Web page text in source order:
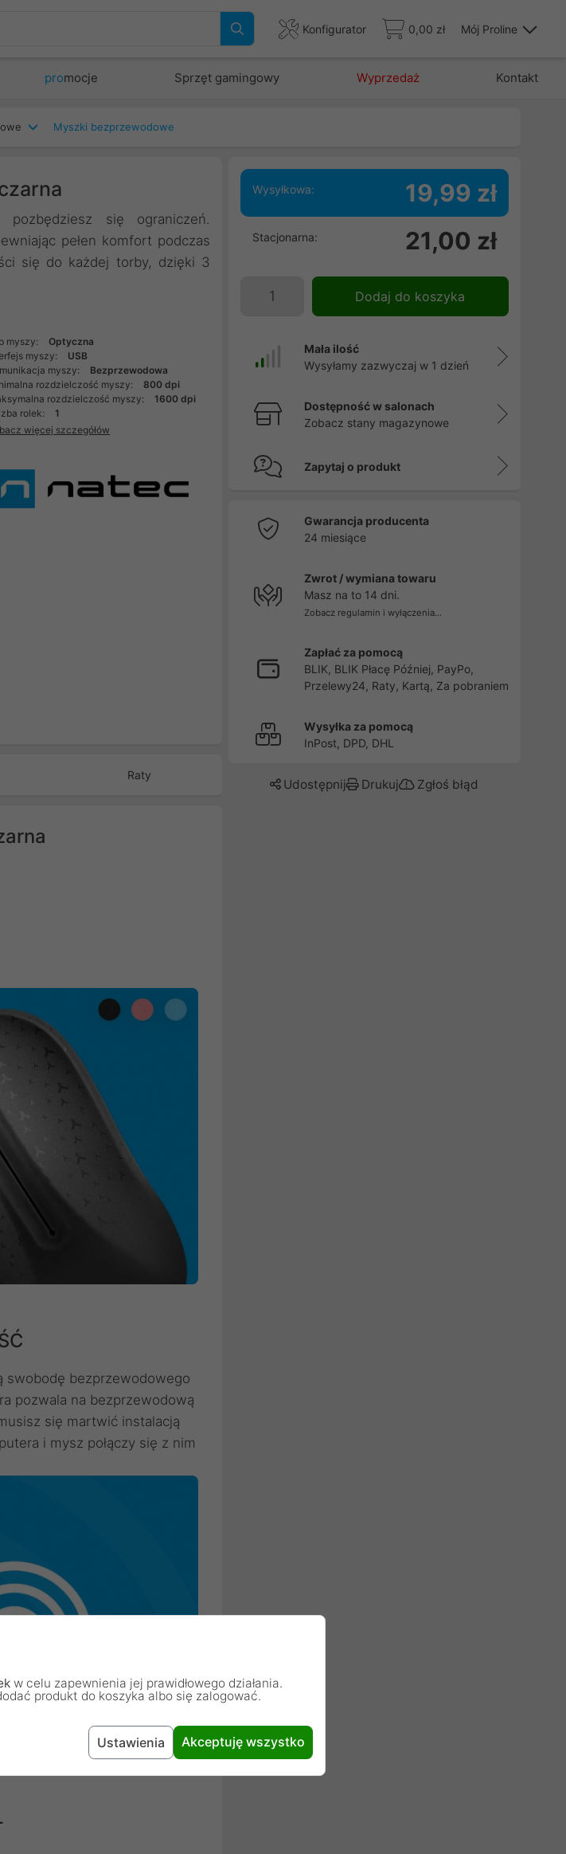
Konfigurator 0,00 zł Mój Proline
promocje Sprzęt gamingowy Wyprzedaż Kontakt
Myszki bezprzewodowe
się ograniczeń.
pełen komfort podczas
się do każdej torby, dzięki 3
myszy:
Optyczna
myszy:
USB
myszy:
Bezprzewodowa
rozdzielczość myszy:
800 dpi
rozdzielczość myszy:
1600 dpi
rolek:
1
więcej szczegółów
Raty
swobodę bezprzewodowego
pozwala na bezprzewodową
się martwić instalacją
i mysz połączy się z nim
Wysyłkowa: 19,99 zł
Stacjonarna: 21,00 zł
Dodaj do koszyka
Mała ilość
Wysyłamy zazwyczaj w 1 dzień
Dostępność w salonach
Zobacz stany magazynowe
Zapytaj o produkt
Gwarancja producenta
24 miesiące
Zwrot / wymiana towaru
Masz na to 14 dni.
Zobacz regulamin i wyłączenia...
Zapłać za pomocą
BLIK, BLIK Płacę Później, PayPo,
Przelewy24, Raty, Kartą, Za pobraniem
Wysyłka za pomocą
InPost, DPD, DHL
Udostępnij Drukuj Zgłoś błąd
w celu zapewnienia jej prawidłowego działania.
produkt do koszyka albo się zalogować.
Ustawienia Akceptuję wszystko